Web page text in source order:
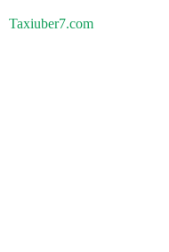
Taxiuber7.com